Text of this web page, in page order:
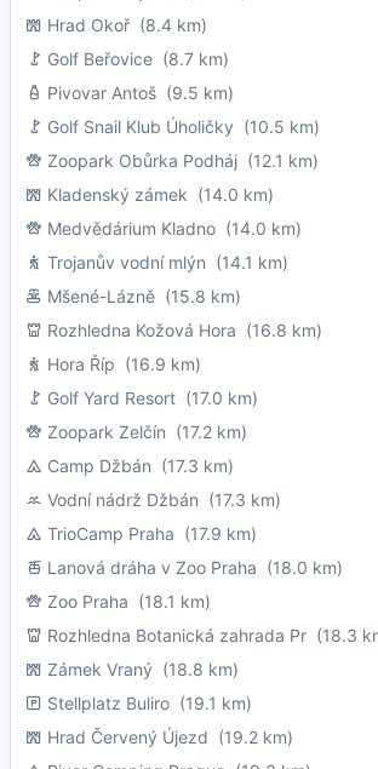
Hrad Okoř (8.4 km)
Golf Beřovice (8.7 km)
Pivovar Antoš (9.5 km)
Golf Snail Klub Úholičky (10.5 km)
Zoopark Obůrka Podháj (12.1 km)
Kladenský zámek (14.0 km)
Medvědárium Kladno (14.0 km)
Trojanův vodní mlýn (14.1 km)
Mšené-Lázně (15.8 km)
Rozhledna Kožová Hora (16.8 km)
Hora Říp (16.9 km)
Golf Yard Resort (17.0 km)
Zoopark Zelčín (17.2 km)
Camp Džbán (17.3 km)
Vodní nádrž Džbán (17.3 km)
TrioCamp Praha (17.9 km)
Lanová dráha v Zoo Praha (18.0 km)
Zoo Praha (18.1 km)
Rozhledna Botanická zahrada Pr (18.3
Zámek Vraný (18.8 km)
Stellplatz Buliro (19.1 km)
Hrad Červený Újezd (19.2 km)